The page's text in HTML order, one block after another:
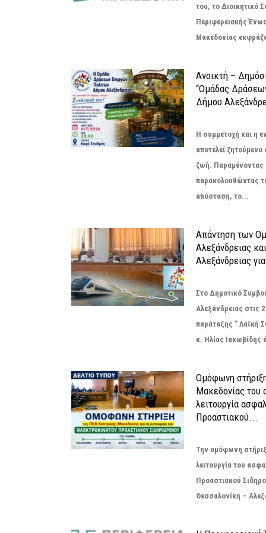
του, το Διοικητικό
Περιφερειακής
Μακεδονίας
Ανοικτή –
“Ομάδας
Δήμου
Η συμμετοχή και η
αποτελεί
ζωή. Παραμένοντας
παρακολουθώντας
απόσταση, το...
Απάντηση των
Αλεξάνδρειας
Αλεξάνδρειας
Στο Δημοτικό
Αλεξάνδρειας στις
παράταξης " Λαϊκή
κ. Ηλίας Ιακωβίδης
Ομόφωνη
Μακεδονίας του
λειτουργία
Προαστιακού...
Την ομόφωνη
λειτουργία του
Προαστιακού
Θεσσαλονίκη –